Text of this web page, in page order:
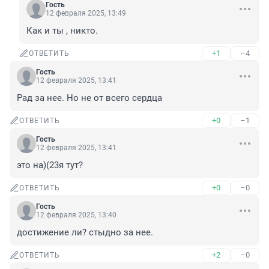
Гость
12 февраля 2025, 13:49
Как и ты , никто.
ОТВЕТИТЬ +1 –4
Гость
12 февраля 2025, 13:41
Рад за нее. Но не от всего сердца
ОТВЕТИТЬ +0 –1
Гость
12 февраля 2025, 13:41
это на)(23я тут?
ОТВЕТИТЬ +0 –0
Гость
12 февраля 2025, 13:40
достижение ли? стыдно за нее.
ОТВЕТИТЬ +2 –0